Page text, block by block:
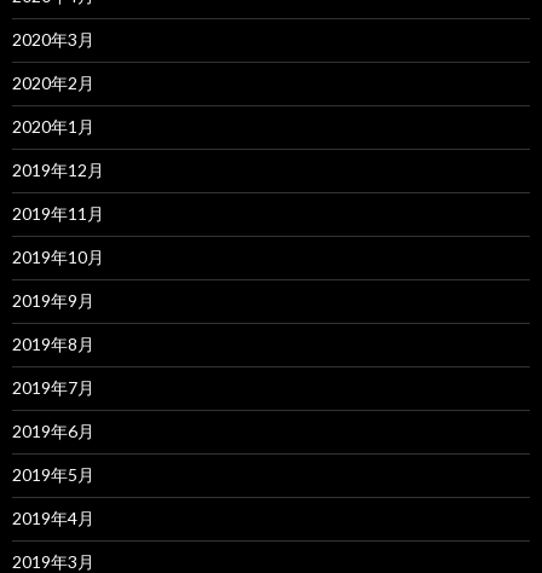
2020年3月
2020年2月
2020年1月
2019年12月
2019年11月
2019年10月
2019年9月
2019年8月
2019年7月
2019年6月
2019年5月
2019年4月
2019年3月